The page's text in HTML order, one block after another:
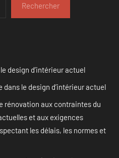
Rechercher
design d’intérieur actuel
dans le design d’intérieur actuel
rénovation aux contraintes du
et aux exigences
les délais, les normes et